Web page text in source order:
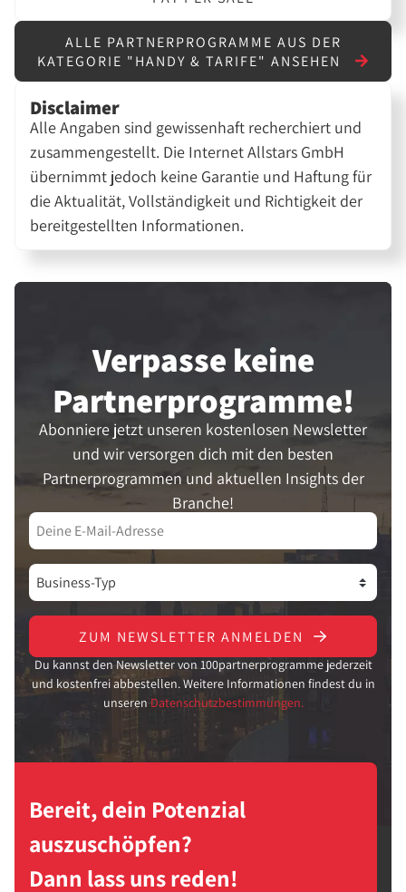
ALLE PARTNERPROGRAMME AUS DER
KATEGORIE "HANDY & TARIFE" ANSEHEN
Disclaimer
Alle Angaben sind gewissenhaft recherchiert und
zusammengestellt. Die Internet Allstars GmbH
übernimmt jedoch keine Garantie und Haftung für
die Aktualität, Vollständigkeit und Richtigkeit der
bereitgestellten Informationen.
Verpasse keine
Partner­programme!
Abonniere jetzt unseren kostenlosen Newsletter
und wir versorgen dich mit den besten
Partnerprogrammen und aktuellen Insights der
Branche!
ZUM NEWSLETTER ANMELDEN
Du kannst den Newsletter von 100partnerprogramme jederzeit
und kostenfrei abbestellen. Weitere Informationen findest du in
unseren Datenschutzbestimmungen.
Bereit, dein Potenzial
auszuschöpfen?
Dann lass uns reden!